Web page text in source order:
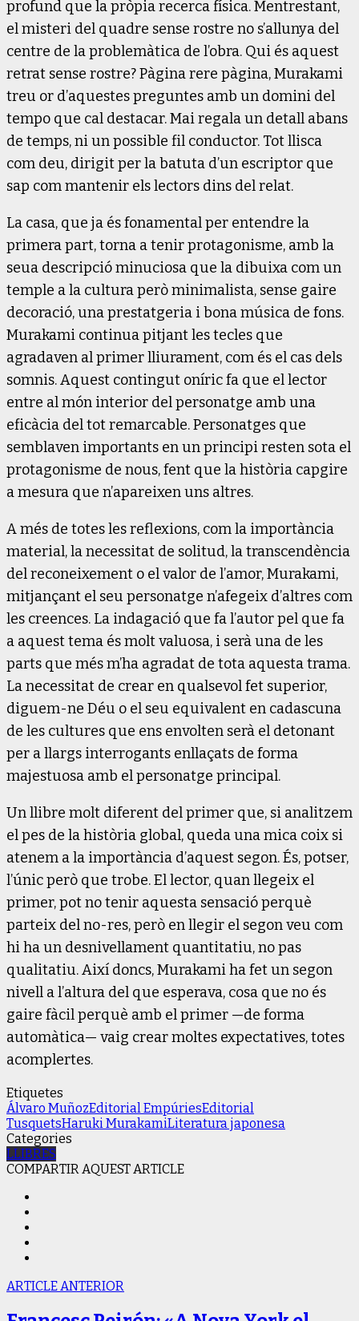
profund que la pròpia recerca física. Mentrestant,
el misteri del quadre sense rostre no s’allunya del
centre de la problemàtica de l’obra. Qui és aquest
retrat sense rostre? Pàgina rere pàgina, Murakami
treu or d’aquestes preguntes amb un domini del
tempo que cal destacar. Mai regala un detall abans
de temps, ni un possible fil conductor. Tot llisca
com deu, dirigit per la batuta d’un escriptor que
sap com mantenir els lectors dins del relat.
La casa, que ja és fonamental per entendre la
primera part, torna a tenir protagonisme, amb la
seua descripció minuciosa que la dibuixa com un
temple a la cultura però minimalista, sense gaire
decoració, una prestatgeria i bona música de fons.
Murakami continua pitjant les tecles que
agradaven al primer lliurament, com és el cas dels
somnis. Aquest contingut oníric fa que el lector
entre al món interior del personatge amb una
eficàcia del tot remarcable. Personatges que
semblaven importants en un principi resten sota el
protagonisme de nous, fent que la història capgire
a mesura que n’apareixen uns altres.
A més de totes les reflexions, com la importància
material, la necessitat de solitud, la transcendència
del reconeixement o el valor de l’amor, Murakami,
mitjançant el seu personatge n’afegeix d’altres com
les creences. La indagació que fa l’autor pel que fa
a aquest tema és molt valuosa, i serà una de les
parts que més m’ha agradat de tota aquesta trama.
La necessitat de crear en qualsevol fet superior,
diguem-ne Déu o el seu equivalent en cadascuna
de les cultures que ens envolten serà el detonant
per a llargs interrogants enllaçats de forma
majestuosa amb el personatge principal.
Un llibre molt diferent del primer que, si analitzem
el pes de la història global, queda una mica coix si
atenem a la importància d’aquest segon. És, potser,
l’únic però que trobe. El lector, quan llegeix el
primer, pot no tenir aquesta sensació perquè
parteix del no-res, però en llegir el segon veu com
hi ha un desnivellament quantitatiu, no pas
qualitatiu. Així doncs, Murakami ha fet un segon
nivell a l’altura del que esperava, cosa que no és
gaire fàcil perquè amb el primer —de forma
automàtica— vaig crear moltes expectatives, totes
acomplertes.
Etiquetes
Álvaro MuñozEditorial EmpúriesEditorial
TusquetsHaruki MurakamiLiteratura japonesa
Categories
LLIBRES
COMPARTIR AQUEST ARTICLE
ARTICLE ANTERIOR